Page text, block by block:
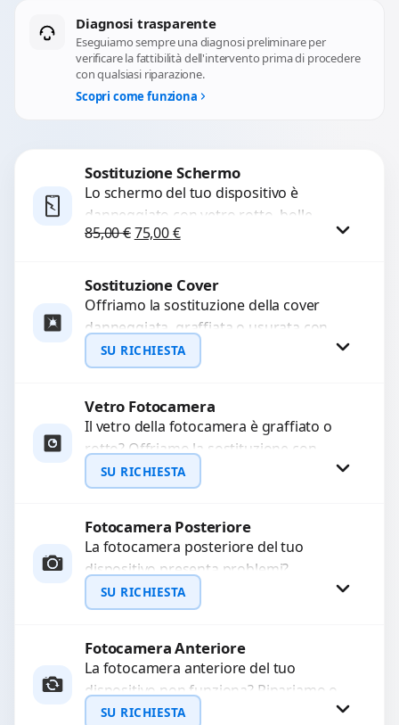
Diagnosi trasparente
Eseguiamo sempre una diagnosi preliminare per
verificare la fattibilità dell'intervento prima di procedere
con qualsiasi riparazione.
Scopri come funziona
Sostituzione Schermo
Lo schermo del tuo dispositivo è
danneggiato con vetro rotto, bolle,
macchie, schermo nero o pixel morti?
85,00€Il prezzo originale era: 85,00 €.
75,00€Il prezzo attuale è: 75,00 €.
Procedi
Sostituzione Cover
Offriamo la sostituzione della cover
danneggiata, graffiata o usurata con
ricambi di alta qualità e garantiti.
Ripristiniamo l’aspetto estetico e...
SU RICHIESTA
Richiedi Preventivo
WhatsApp
Vetro Fotocamera
Il vetro della fotocamera è graffiato o
rotto? Offriamo la sostituzione con
ricambi di alta qualità garantiti per 3
mesi....
SU RICHIESTA
Richiedi Preventivo
WhatsApp
Fotocamera Posteriore
La fotocamera posteriore del tuo
dispositivo presenta problemi?
Interveniamo per risolvere guasti come
immagini sfocate, messa a fuoco non
SU RICHIESTA
Richiedi Preventivo
WhatsApp
Fotocamera Anteriore
La fotocamera anteriore del tuo
dispositivo non funziona? Ripariamo o
sostituiamo fotocamere guaste con
SU RICHIESTA